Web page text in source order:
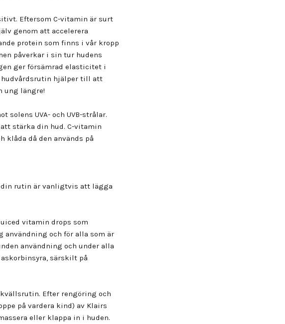
Eftersom C-vitamin är surt
genom att accelerera
protein som finns i vår kropp
påverkar i sin tur hudens
ger försämrad elasticitet i
hudvårdsrutin hjälper till att
ung längre!
solens UVA- och UVB-strålar.
stärka din hud. C-vitamin
klåda då den används på
rutin är vanligtvis att lägga
vitamin drops som
användning och för alla som är
användning och under alla
särskilt på
Efter rengöring och
på vardera kind) av Klairs
eller klappa in i huden.